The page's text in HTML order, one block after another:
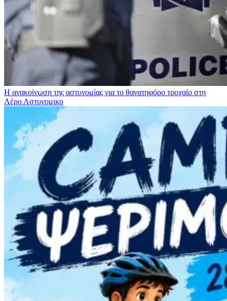
Η ανακοίνωση της αστυνομίας για το θανατηφόρο τροχαίο στη
Λέρο Αστυνομικο